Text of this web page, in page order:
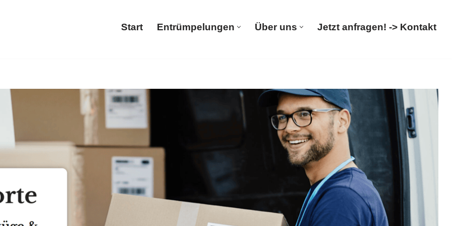
Start Entrümpelungen Über uns Jetzt anfragen! -> Kontakt
𝐓𝐑𝐀𝐍𝐒𝐏𝐎𝐑𝐓𝐄 als auch ✓Haushaltsauflösung, Entrümpelungsfirma, Wohnungsauflösung, Entsorgung. ➡️
✓Haushaltsauflösung, ✓Entrümpelungsfirma, ✓Entrümpelung, ✓Wohnungsauflösung als auch ✓Entsorgung
Sie ✉.